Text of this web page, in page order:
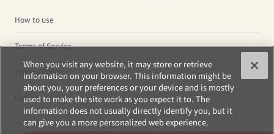
How to use
Terms of Service
Privacy Policy
Cookies
When you visit any website, it may store or retrieve
information on your browser. This information might be
about you, your preferences or your device and is mostly
used to make the site work as you expect it to. The
information does not usually directly identify you, but it
can give you a more personalized web experience.